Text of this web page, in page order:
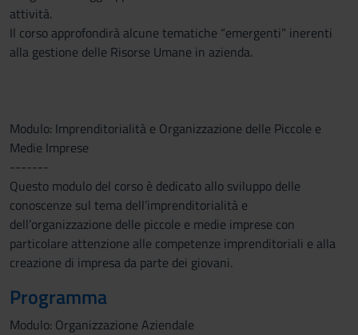
attività.
Il corso approfondirà alcune tematiche “emergenti” inerenti
alla gestione delle Risorse Umane in azienda.
Modulo: Imprenditorialità e Organizzazione delle Piccole e
Medie Imprese
-------
Questo modulo del corso è dedicato allo sviluppo delle
conoscenze sul tema dell’imprenditorialità e
dell’organizzazione delle piccole e medie imprese con
particolare attenzione alle competenze imprenditoriali e alla
creazione di impresa da parte dei giovani.
Programma
Modulo: Organizzazione Aziendale